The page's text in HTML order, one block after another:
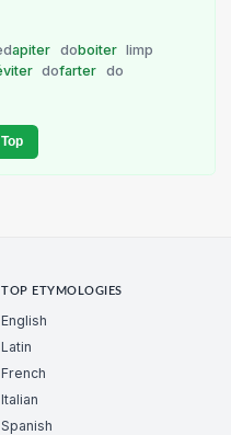
apiter doboiter limp
dofarter do
TOP ETYMOLOGIES
English
Latin
French
Italian
Spanish